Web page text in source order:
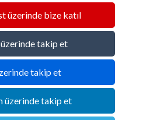
üzerinde bize katıl
takip et
takip et
üzerinde takip et